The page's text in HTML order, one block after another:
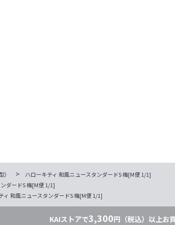
>
ハローキティ 和風ニュースタンダードS 梅[M便 1/1]
ダードS 梅[M便 1/1]
ィ 和風ニュースタンダードS 梅[M便 1/1]
KAIストアで3,300円（税込）以上お